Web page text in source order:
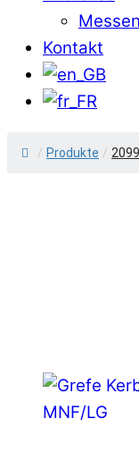
Kontakt
/ Produkte /